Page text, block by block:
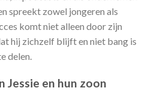
spreekt zowel jongeren als
komt niet alleen door zijn
hij zichzelf blijft en niet bang is
delen.
Jessie en hun zoon